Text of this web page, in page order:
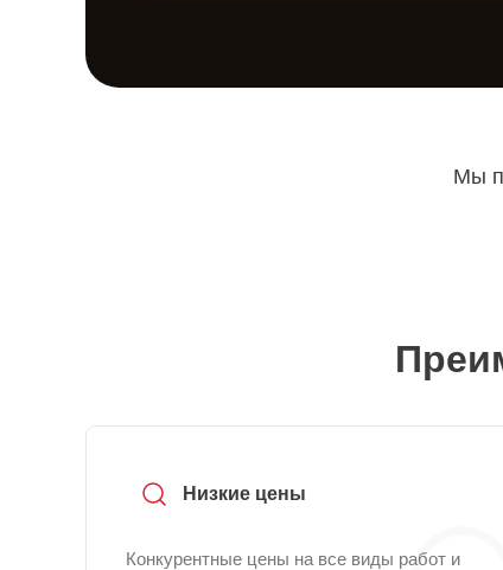
Мы
Низкие цены
Конкурентные цены на все виды работ и